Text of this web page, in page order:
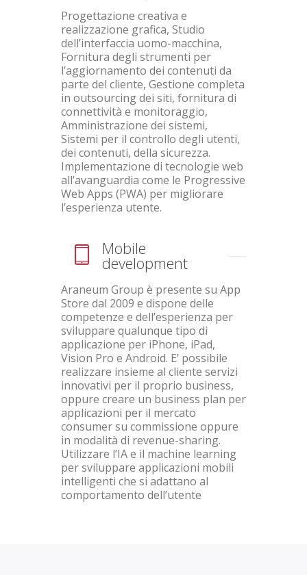
Progettazione creativa e
realizzazione grafica, Studio
dell’interfaccia uomo-macchina,
Fornitura degli strumenti per
l’aggiornamento dei contenuti da
parte del cliente, Gestione completa
in outsourcing dei siti, fornitura di
connettività e monitoraggio,
Amministrazione dei sistemi,
Sistemi per il controllo degli utenti,
dei contenuti, della sicurezza.
Implementazione di tecnologie web
all’avanguardia come le Progressive
Web Apps (PWA) per migliorare
l’esperienza utente.
Mobile
development
Araneum Group è presente su App
Store dal 2009 e dispone delle
competenze e dell’esperienza per
sviluppare qualunque tipo di
applicazione per iPhone, iPad,
Vision Pro e Android. E’ possibile
realizzare insieme al cliente servizi
innovativi per il proprio business,
oppure creare un business plan per
applicazioni per il mercato
consumer su commissione oppure
in modalità di revenue-sharing.
Utilizzare l’IA e il machine learning
per sviluppare applicazioni mobili
intelligenti che si adattano al
comportamento dell’utente